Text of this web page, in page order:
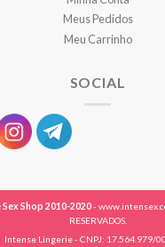
Meus Pedidos
Meu Carrinho
SOCIAL
Sex Shop 2010-2020-
RESERVADOS.
Intense Lingerie - CNPJ: 17.564.979/